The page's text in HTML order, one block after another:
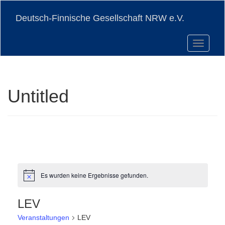
Deutsch-Finnische Gesellschaft NRW e.V.
Toggle
Untitled
HinweisEs wurden keine Ergebnisse gefunden.
LEV
Veranstaltungen LEV